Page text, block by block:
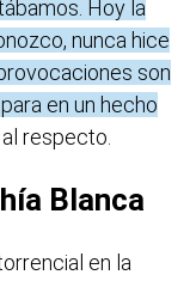
Hoy la
nunca hice
son
en un hecho
respecto.
Blanca
en la